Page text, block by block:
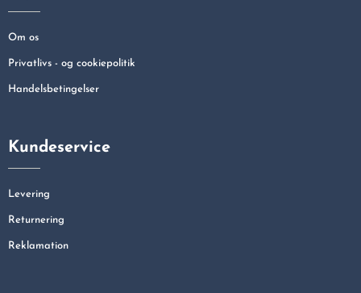
Om os
Privatlivs - og cookiepolitik
Handelsbetingelser
Kundeservice
Levering
Returnering
Reklamation